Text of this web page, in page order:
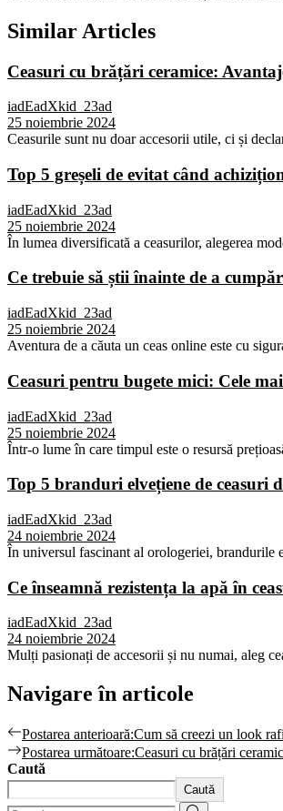
Similar Articles
Ceasuri cu brățări ceramice:
iadEadXkid_23ad
25 noiembrie 2024
Ceasurile sunt nu doar accesorii utile, ci și
Top 5 greșeli de evitat când
iadEadXkid_23ad
25 noiembrie 2024
În lumea diversificată a ceasurilor, alegerea
Ce trebuie să știi înainte de a
iadEadXkid_23ad
25 noiembrie 2024
Aventura de a căuta un ceas online este cu
Ceasuri pentru bugete mici: Cele
iadEadXkid_23ad
25 noiembrie 2024
Într-o lume în care timpul este o resursă
Top 5 branduri elvețiene de ceasuri
iadEadXkid_23ad
24 noiembrie 2024
În universul fascinant al orologeriei, brandurile
Ce înseamnă rezistența la apă în
iadEadXkid_23ad
24 noiembrie 2024
Mulți pasionați de accesorii și nu numai, aleg
Navigare în articole
Postarea anterioară:Cum să creezi un look
Postarea următoare:Ceasuri cu brățări
Caută
Caută